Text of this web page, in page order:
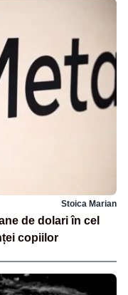
Stoica Marian
de dolari în cel
copiilor